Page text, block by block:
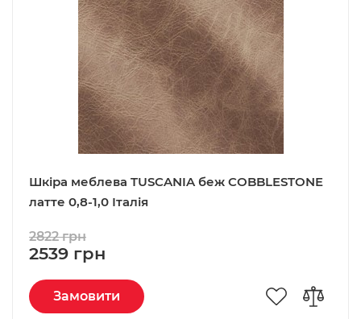
Шкіра меблева TUSCANIA беж COBBLESTONE
латте 0,8-1,0 Італія
2539 грн
2822 грн
Замовити